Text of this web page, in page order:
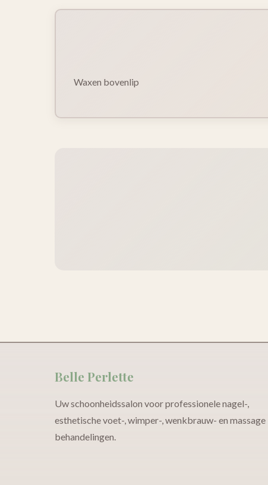
Waxen bovenlip
Belle Perlette
Uw schoonheidssalon voor professionele nagel-,
esthetische voet-, wimper-, wenkbrauw- en massage
behandelingen.